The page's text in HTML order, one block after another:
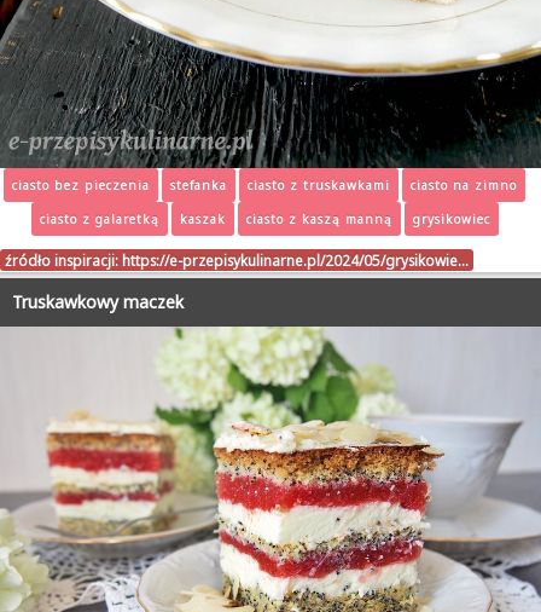
ciasto bez pieczenia stefanka ciasto z truskawkami
ciasto na zimno
ciasto z galaretką
kaszak ciasto z kaszą manną grysikowiec
źródło inspiracji: https://e-przepisykulinarne.pl/2024/05/grysikowie…
Truskawkowy maczek